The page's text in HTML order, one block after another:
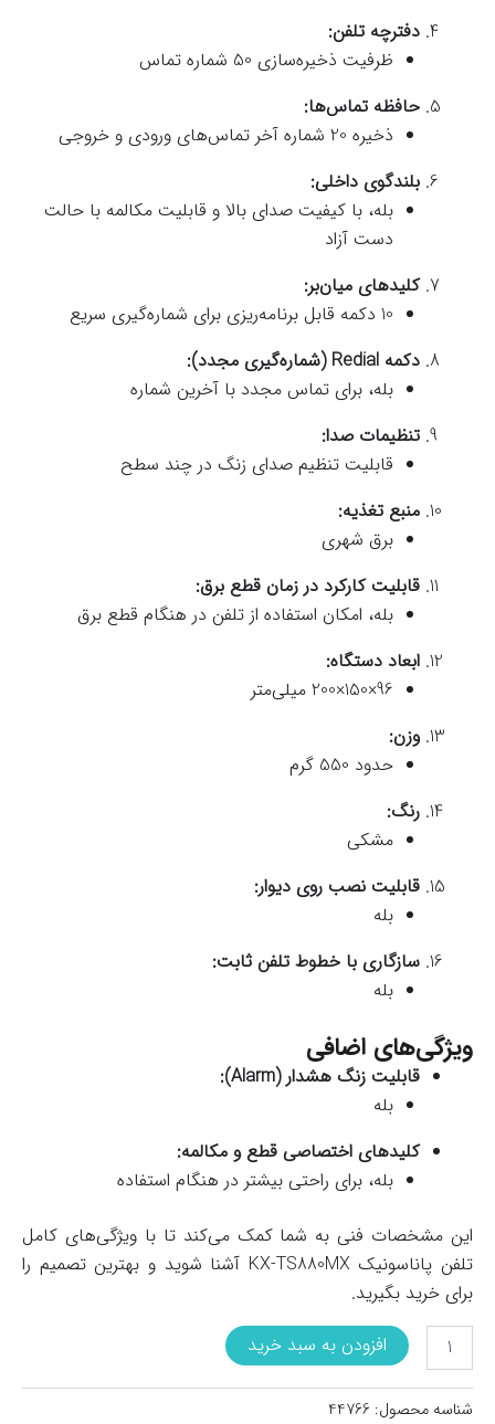
دفترچه تلفن:
ظرفیت ذخیره‌سازی 50 شماره تماس
حافظه تماس‌ها:
ذخیره 20 شماره آخر تماس‌های ورودی و خروجی
بلندگوی داخلی:
بله، با کیفیت صدای بالا و قابلیت مکالمه با حالت
دست آزاد
کلیدهای میان‌بر:
10 دکمه قابل برنامه‌ریزی برای شماره‌گیری سریع
دکمه Redial (شماره‌گیری مجدد):
بله، برای تماس مجدد با آخرین شماره
تنظیمات صدا:
قابلیت تنظیم صدای زنگ در چند سطح
منبع تغذیه:
برق شهری
قابلیت کارکرد در زمان قطع برق:
بله، امکان استفاده از تلفن در هنگام قطع برق
ابعاد دستگاه:
96×150×200 میلی‌متر
وزن:
حدود 550 گرم
رنگ:
مشکی
قابلیت نصب روی دیوار:
بله
سازگاری با خطوط تلفن ثابت:
بله
ویژگی‌های اضافی
قابلیت زنگ هشدار (Alarm):
بله
کلیدهای اختصاصی قطع و مکالمه:
بله، برای راحتی بیشتر در هنگام استفاده
این مشخصات فنی به شما کمک می‌کند تا با ویژگی‌های کامل
تلفن پاناسونیک KX-TS880MX آشنا شوید و بهترین تصمیم را
برای خرید بگیرید.
تلفن
پاناسونیک
KX-
افزودن به سبد خرید
شناسه محصول: 44766